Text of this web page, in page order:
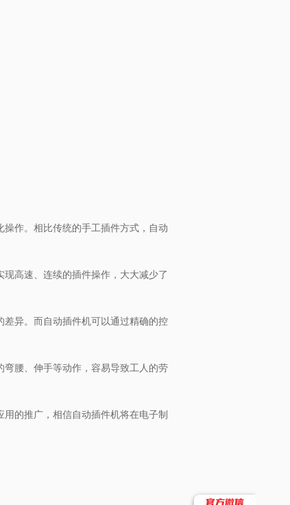
作。相比传统的手工插件方式，自动
高速、连续的插件操作，大大减少了
异。而自动插件机可以通过精确的控
腰、伸手等动作，容易导致工人的劳
的推广，相信自动插件机将在电子制